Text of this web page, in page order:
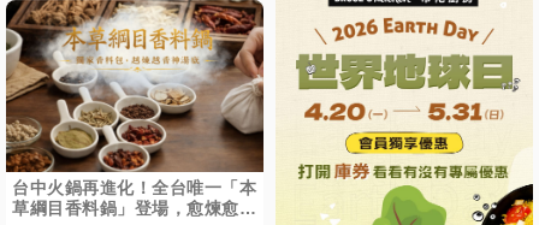
台中火鍋再進化！全台唯一「本
草綱目香料鍋」登場，愈煉愈香